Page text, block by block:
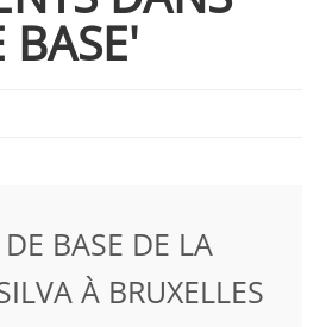
BASE'
BASE DE LA
À BRUXELLES